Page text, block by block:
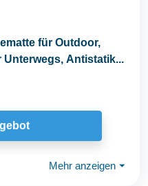
für Outdoor,
Unterwegs, Antistatik...
Mehr anzeigen ⏷